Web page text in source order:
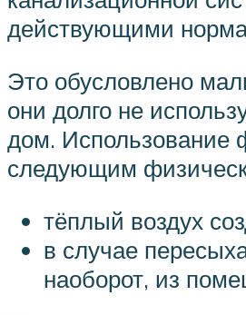
действующими
Это обусловлено
они долго не
дом. Использование
следующим
тёплый воздух
в случае
наоборот, из